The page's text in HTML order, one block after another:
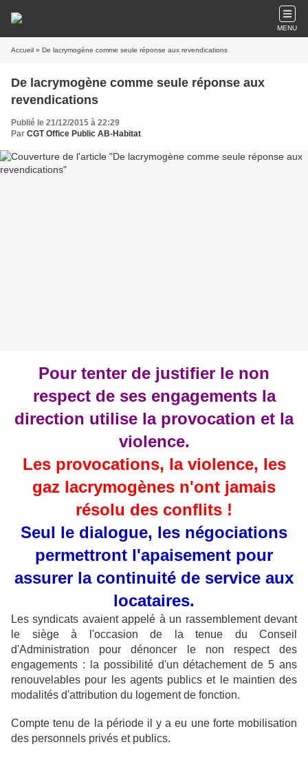
MENU
Accueil » De lacrymogène comme seule réponse aux revendications
De lacrymogène comme seule réponse aux
revendications
Publié le 21/12/2015 à 22:29
Par CGT Office Public AB-Habitat
Pour tenter de justifier le non
respect de ses engagements la
direction utilise la provocation et la
violence.
Les provocations, la violence, les
gaz lacrymogènes n'ont jamais
résolu des conflits !
Seul le dialogue, les négociations
permettront l'apaisement pour
assurer la continuité de service aux
locataires.
Les syndicats avaient appelé à un rassemblement devant
le siège à l'occasion de la tenue du Conseil
d'Administration pour dénoncer le non respect des
engagements : la possibilité d'un détachement de 5 ans
renouvelables pour les agents publics et le maintien des
modalités d'attribution du logement de fonction.
Compte tenu de la période il y a eu une forte mobilisation
des personnels privés et publics.